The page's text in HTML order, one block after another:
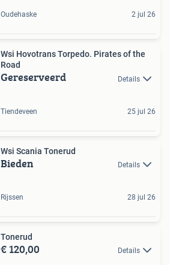
Oudehaske 2 jul 26
Wsi Hovotrans Torpedo. Pirates of the
Road
Gereserveerd Details
Tiendeveen 25 jul 26
Wsi Scania Tonerud
Bieden Details
Rijssen 28 jul 26
Tonerud
€ 120,00 Details